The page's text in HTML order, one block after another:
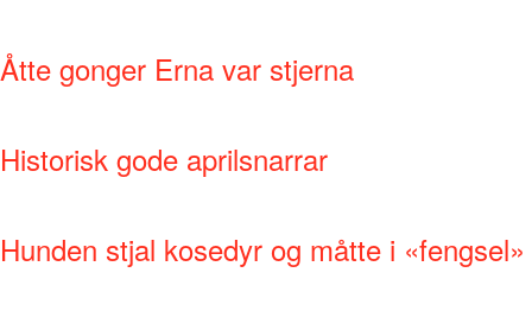
Åtte gonger Erna var stjerna
Historisk gode aprilsnarrar
Hunden stjal kosedyr og måtte i «fengsel»